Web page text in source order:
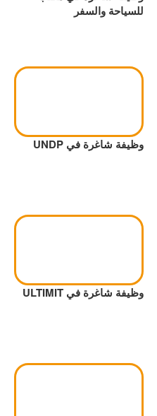
للسياحة والسفر
وظيفة شاغرة في UNDP
وظيفة شاغرة في ULTIMIT